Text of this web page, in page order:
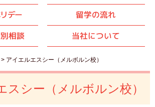
デー
留学の流れ
相談 当社について
> アイエルエスシー（メルボルン校）
スシー（メルボルン校）